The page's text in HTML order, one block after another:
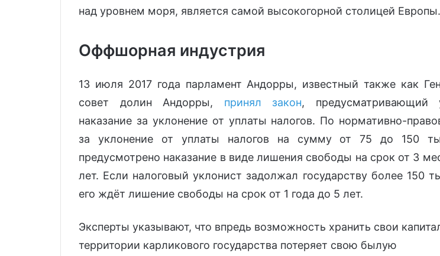
над уровнем моря, является самой высокогорной столицей Европы.
Оффшорная индустрия
13 июля 2017 года парламент Андорры, известный также как
совет долин Андорры, принял закон, предусматривающий
наказание за уклонение от уплаты налогов. По нормативно-
за уклонение от уплаты налогов на сумму от 75 до 150
предусмотрено наказание в виде лишения свободы на срок от 3
лет. Если налоговый уклонист задолжал государству более 150
его ждёт лишение свободы на срок от 1 года до 5 лет.
Эксперты указывают, что впредь возможность хранить свои
территории карликового государства потеряет свою былую